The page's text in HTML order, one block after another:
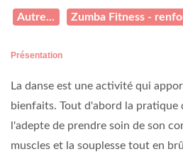
Autre... Zumba Fitness -
Présentation
La danse est une activité qui
bienfaits. Tout d'abord la pratique
l'adepte de prendre soin de son
muscles et la souplesse tout en